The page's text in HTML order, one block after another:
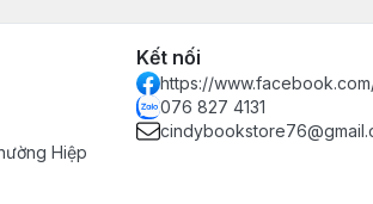
Hiệp
Kết nối
https://
076 827 4131